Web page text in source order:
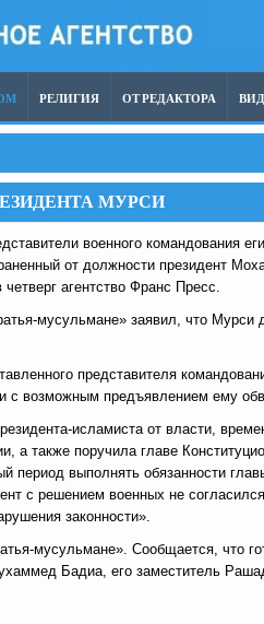
РЕЛИГИЯ ОТ РЕДАКТОРА
МУРСИ
военного командования
от должности президент
агентство Франс Пресс.
мусульмане» заявил, что Мурси
представителя
с возможным предъявлением ему
исламиста от власти,
а также поручила главе
период выполнять обязанности
с решением военных не
законности».
мусульмане». Сообщается, что
Бадиа, его заместитель